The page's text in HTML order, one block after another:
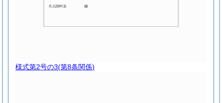
様式第2号の3(第8条関係)